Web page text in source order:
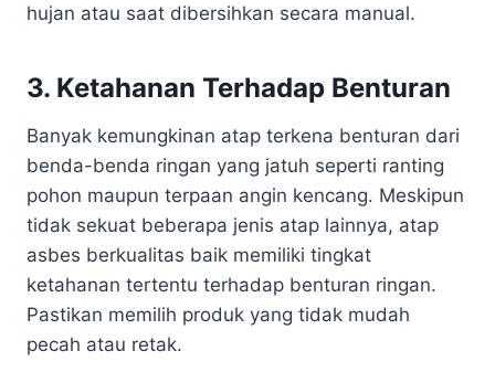
hujan atau saat dibersihkan secara manual.
3. Ketahanan Terhadap Benturan
Banyak kemungkinan atap terkena benturan dari
benda-benda ringan yang jatuh seperti ranting
pohon maupun terpaan angin kencang. Meskipun
tidak sekuat beberapa jenis atap lainnya, atap
asbes berkualitas baik memiliki tingkat
ketahanan tertentu terhadap benturan ringan.
Pastikan memilih produk yang tidak mudah
pecah atau retak.